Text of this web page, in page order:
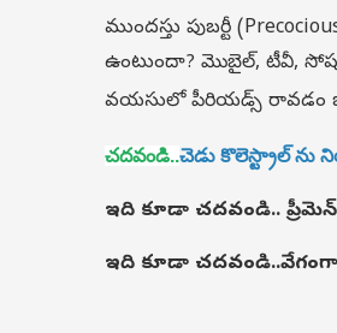
ముందస్తు పుబర్టీ
ఉంటుందా? మొబైల్, టీవీ, సోషల్
వయసులో పీరియడ్స్ రావడం
చదవండి..చెడు కొలెస్ట్రాల్ ను
ఇది కూడా చదవండి..
ఇది కూడా చదవండి..వేగంగా